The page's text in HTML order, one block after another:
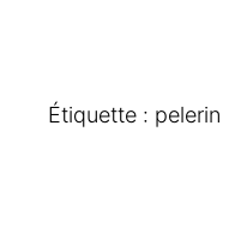
Étiquette : pelerin